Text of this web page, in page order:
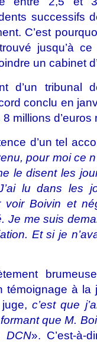
successifs
C’est
jusqu’à
un cabinet
d’un tribunal
conclu en
millions d’euros
d’un tel
pour moi ce
le disent les
lu dans les
Boivin et
Je me suis
Et si je
témoignage à
c’est que
que M.
DCN». C’est-à-